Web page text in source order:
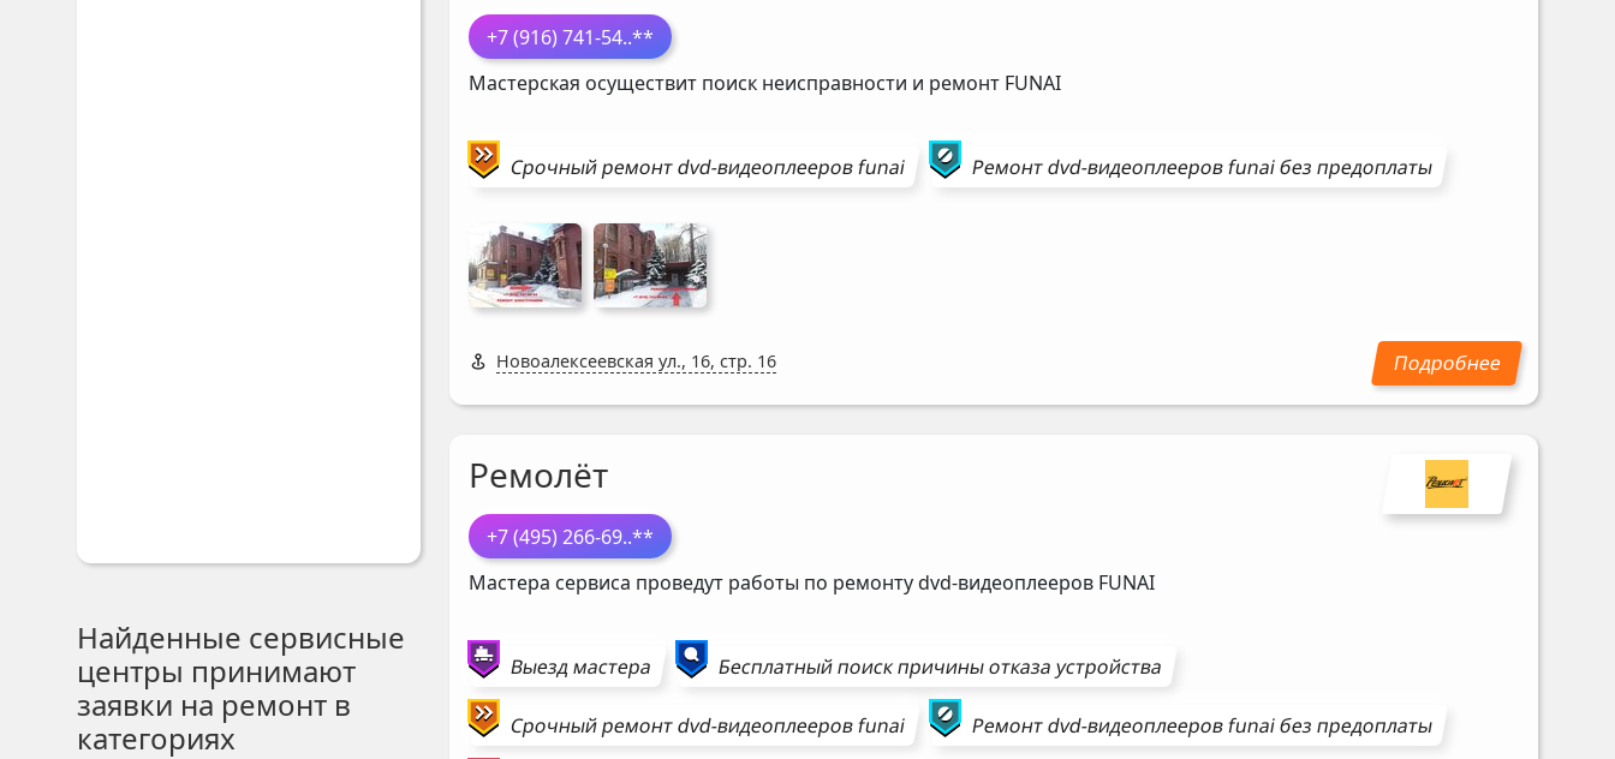
Найденные сервисные
центры принимают
заявки на ремонт в
категориях
+7 (916) 741-54..**
Мастерская осуществит поиск неисправности и ремонт FUNAI
Срочный ремонтdvd-видеоплееровfunai Ремонтdvd-видеоплееровfunaiбез предоплаты
Новоалексеевская ул., 16, стр. 16
Ремолёт
+7 (495) 266-69..**
Мастера сервиса проведут работы по ремонту dvd-видеоплееров FUNAI
Выезд мастера Бесплатный поиск причины отказа устройства
Срочный ремонтdvd-видеоплееровfunai Ремонтdvd-видеоплееровfunaiбез предоплаты